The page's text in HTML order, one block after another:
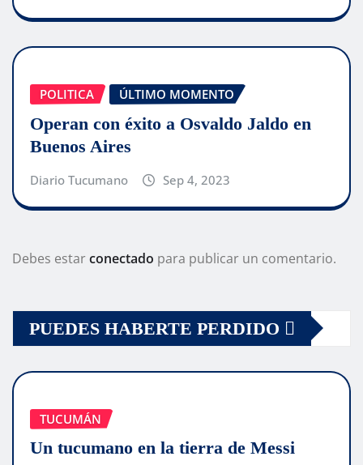
POLITICA ÚLTIMO MOMENTO
Operan con éxito a Osvaldo Jaldo en
Buenos Aires
Diario Tucumano Sep 4, 2023
Debes estarconectado para publicar un comentario.
PUEDES HABERTE PERDIDO
TUCUMÁN
Un tucumano en la tierra de Messi